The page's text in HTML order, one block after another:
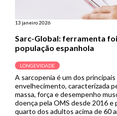
13 janeiro 2026
Sarc-Global: ferramenta
população espanhola
LONGEVIDADE
A sarcopenia é um dos
envelhecimento, caracterizada
massa, força e desempenho
doença pela OMS desde 2016 e
quarto dos adultos acima de 60